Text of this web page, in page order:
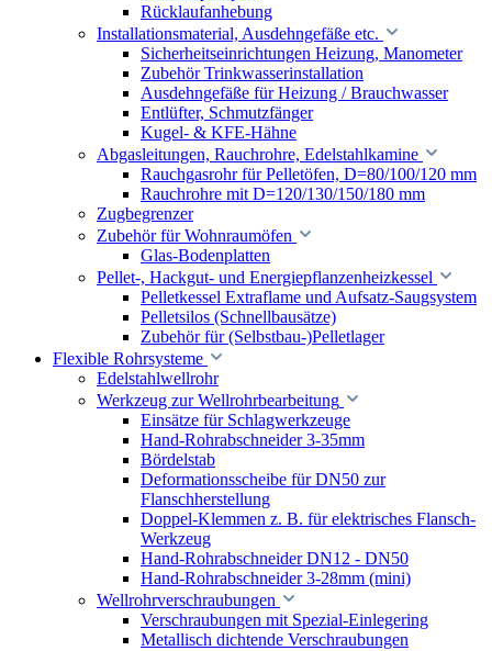
Rücklaufanhebung
Installationsmaterial, Ausdehngefäße etc.
Sicherheitseinrichtungen Heizung, Manometer
Zubehör Trinkwasserinstallation
Ausdehngefäße für Heizung / Brauchwasser
Entlüfter, Schmutzfänger
Kugel- & KFE-Hähne
Abgasleitungen, Rauchrohre, Edelstahlkamine
Rauchgasrohr für Pelletöfen, D=80/100/120 mm
Rauchrohre mit D=120/130/150/180 mm
Zugbegrenzer
Zubehör für Wohnraumöfen
Glas-Bodenplatten
Pellet-, Hackgut- und Energiepflanzenheizkessel
Pelletkessel Extraflame und Aufsatz-Saugsystem
Pelletsilos (Schnellbausätze)
Zubehör für (Selbstbau-)Pelletlager
Flexible Rohrsysteme
Edelstahlwellrohr
Werkzeug zur Wellrohrbearbeitung
Einsätze für Schlagwerkzeuge
Hand-Rohrabschneider 3-35mm
Bördelstab
Deformationsscheibe für DN50 zur
Flanschherstellung
Doppel-Klemmen z. B. für elektrisches Flansch-
Werkzeug
Hand-Rohrabschneider DN12 - DN50
Hand-Rohrabschneider 3-28mm (mini)
Wellrohrverschraubungen
Verschraubungen mit Spezial-Einlegering
Metallisch dichtende Verschraubungen